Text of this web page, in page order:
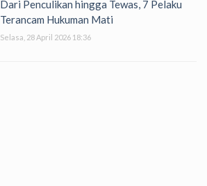
Dari Penculikan hingga Tewas, 7 Pelaku
Terancam Hukuman Mati
Selasa, 28 April 2026 18:36